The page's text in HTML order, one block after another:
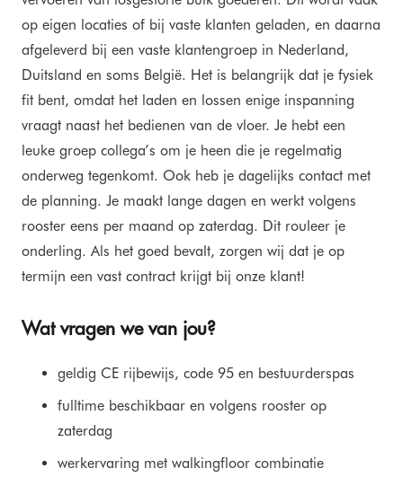
op eigen locaties of bij vaste klanten geladen, en daarna
afgeleverd bij een vaste klantengroep in Nederland,
Duitsland en soms België. Het is belangrijk dat je fysiek
fit bent, omdat het laden en lossen enige inspanning
vraagt naast het bedienen van de vloer. Je hebt een
leuke groep collega’s om je heen die je regelmatig
onderweg tegenkomt. Ook heb je dagelijks contact met
de planning. Je maakt lange dagen en werkt volgens
rooster eens per maand op zaterdag. Dit rouleer je
onderling. Als het goed bevalt, zorgen wij dat je op
termijn een vast contract krijgt bij onze klant!
Wat vragen we van jou?
geldig CE rijbewijs, code 95 en bestuurderspas
fulltime beschikbaar en volgens rooster op
zaterdag
werkervaring met walkingfloor combinatie